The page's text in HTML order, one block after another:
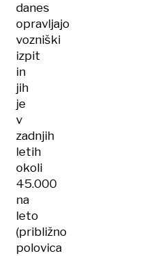
danes
opravljajo
vozniški
izpit
in
jih
je
v
zadnjih
letih
okoli
45.000
na
leto
(približno
polovica